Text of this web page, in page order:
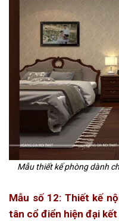
Mẫu thiết kế phòng dành
Mẫu số 12: Thiết kế
tân cổ điển hiện đại